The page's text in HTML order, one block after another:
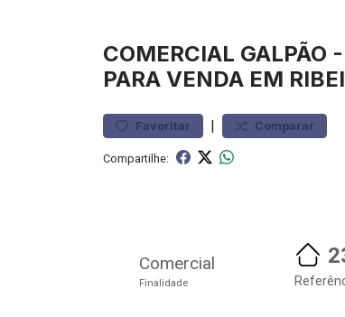
COMERCIAL GALPÃO -
PARA VENDA EM
Favoritar | Comparar
Compartilhe:
Comercial
Finalidade